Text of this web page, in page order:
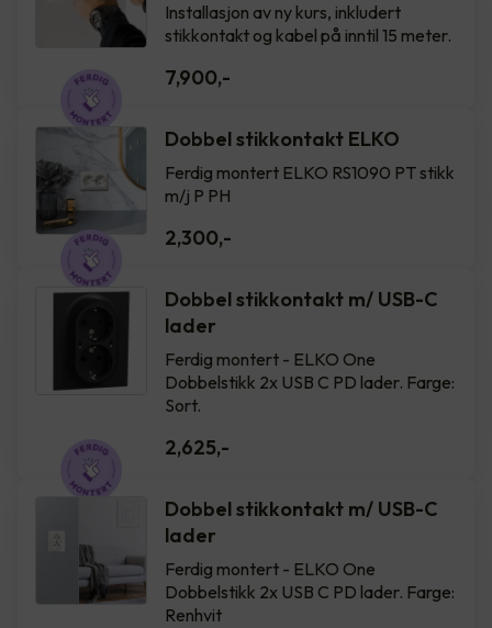
Installasjon av ny kurs, inkludert
stikkontakt og kabel på inntil 15 meter.
7,900,-
Dobbel stikkontakt ELKO
Ferdig montert ELKO RS1090 PT stikk
m/j P PH
2,300,-
Dobbel stikkontakt m/ USB-C
lader
Ferdig montert - ELKO One
Dobbelstikk 2x USB C PD lader. Farge:
Sort.
2,625,-
Dobbel stikkontakt m/ USB-C
lader
Ferdig montert - ELKO One
Dobbelstikk 2x USB C PD lader. Farge:
Renhvit